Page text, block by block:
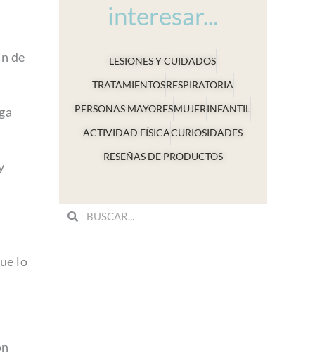
de
lo
interesar...
LESIONES Y CUIDADOS
TRATAMIENTOSRESPIRATORIA
PERSONAS MAYORESMUJERINFANTIL
ACTIVIDAD FÍSICACURIOSIDADES
RESEÑAS DE PRODUCTOS
SearchSearch